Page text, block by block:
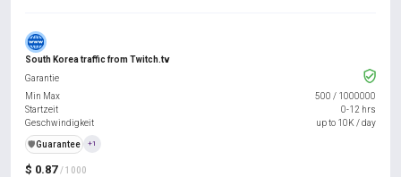
South Korea traffic from Twitch.tv
$ 0.87 / 1000
Garantie
Min Max
500 / 1000000
Startzeit
0-12 hrs
Geschwindigkeit
up to 10K / day
️🛡️Guarantee +1